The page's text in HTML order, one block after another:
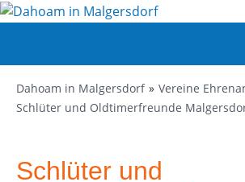
Dahoam in Malgersdorf
Vereine
Schlüter und Oldtimerfreunde
Schlüter und